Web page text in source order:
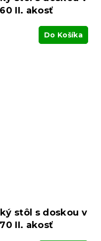
II. akosť
Do Košíka
stôl s doskou v
II. akosť